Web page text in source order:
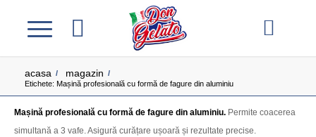
acasa / magazin /
Etichete: Mașină profesională cu formă de fagure din aluminiu
Mașină profesională cu formă de fagure din aluminiu. Permite coacerea
simultană a 3 vafe. Asigură curățare ușoară și rezultate precise.